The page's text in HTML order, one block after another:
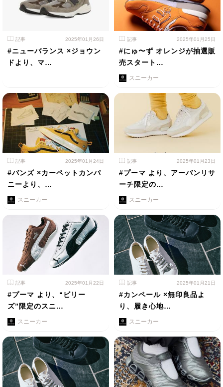
記事 2025年01月26日
#ニューバランス ×ジョウン
ドより、マ…
記事 2025年01月25日
#にゅ〜ず オレンジが抽選販
売スタート…
スニーカー
記事 2025年01月24日
#バンズ ×カーペットカンパ
ニーより、…
スニーカー
記事 2025年01月23日
#プーマ より、アーバンリサ
ーチ限定の…
スニーカー
記事 2025年01月22日
#プーマ より、“ビリー
ズ”限定のスニ…
スニーカー
記事 2025年01月21日
#カンペール ×無印良品よ
り、履き心地…
スニーカー